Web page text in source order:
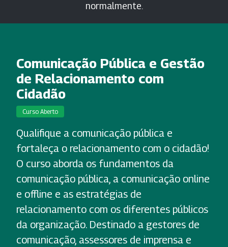
normalmente.
Comunicação Pública e Gestão
de Relacionamento com
Cidadão
Curso Aberto
Qualifique a comunicação pública e
fortaleça o relacionamento com o cidadão!
O curso aborda os fundamentos da
comunicação pública, a comunicação online
e offline e as estratégias de
relacionamento com os diferentes públicos
da organização. Destinado a gestores de
comunicação, assessores de imprensa e